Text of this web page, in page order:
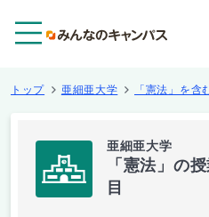
トップ 亜細亜大学 「憲法」を含
亜細亜大学
「憲法」の
目